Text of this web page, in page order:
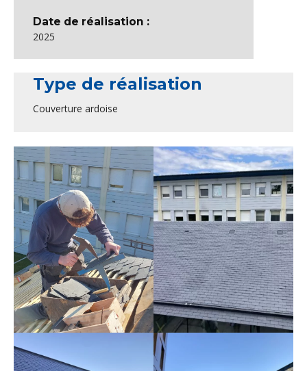
Date de réalisation :
2025
Type de réalisation
Couverture ardoise